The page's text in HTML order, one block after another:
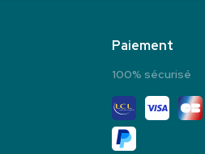
Paiement
100% sécurisé